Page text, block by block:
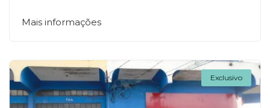
Mais informações
Exclusivo